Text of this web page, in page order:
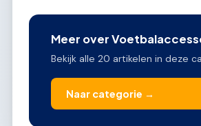
Meer over
Bekijk alle 20 artikelen in deze
Naar categorie →